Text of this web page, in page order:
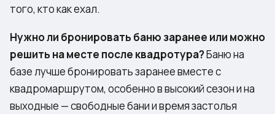
того, кто как ехал.
Нужно ли бронировать баню заранее или можно
решить на месте после квадротура?Баню на
базе лучше бронировать заранее вместе с
квадромаршрутом, особенно в высокий сезон и на
выходные — свободные бани и время застолья